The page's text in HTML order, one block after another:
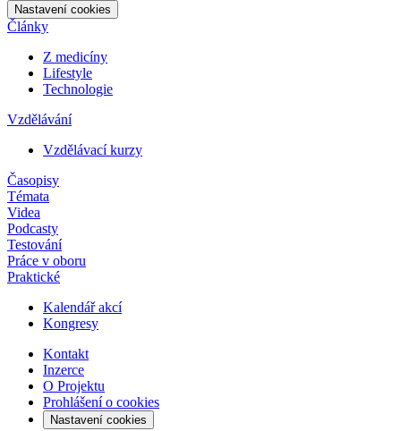
Nastavení cookies
Články
Z medicíny
Lifestyle
Technologie
Vzdělávání
Vzdělávací kurzy
Časopisy
Témata
Videa
Podcasty
Testování
Práce v oboru
Praktické
Kalendář akcí
Kongresy
Kontakt
Inzerce
O Projektu
Prohlášení o cookies
Nastavení cookies